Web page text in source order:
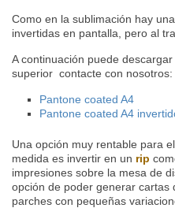
Como en la sublimación hay
invertidas en pantalla, pero al
A continuación puede
superior contacte con nosotros:
Pantone coated A4
Pantone coated A4
Una opción muy rentable para
medida es invertir en un rip
impresiones sobre la mesa de
opción de poder generar cartas
parches con pequeñas